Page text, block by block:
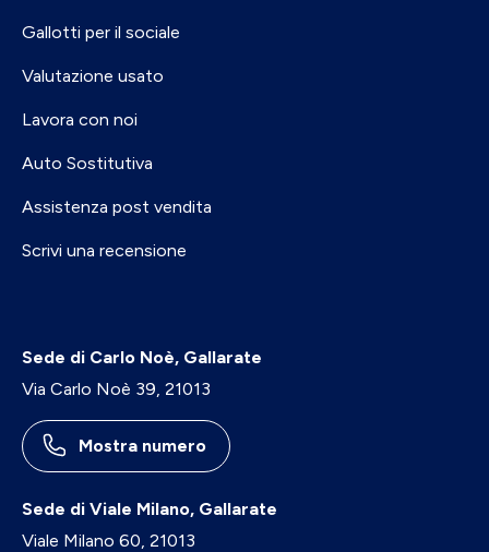
Gallotti per il sociale
Valutazione usato
Lavora con noi
Auto Sostitutiva
Assistenza post vendita
Scrivi una recensione
Sede di Carlo Noè, Gallarate
Via Carlo Noè 39, 21013
Mostra numero
Sede di Viale Milano, Gallarate
Viale Milano 60, 21013